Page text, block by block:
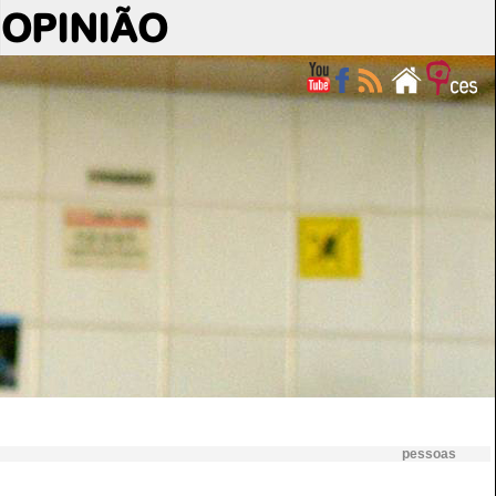
OPINIÃO
pessoas